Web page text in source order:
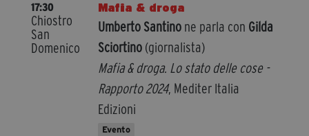
17:30
Chiostro
San
Domenico
Mafia & droga
Umberto Santino ne parla con Gilda
Sciortino (giornalista)
Mafia & droga. Lo stato delle cose -
Rapporto 2024, Mediter Italia
Edizioni
Evento